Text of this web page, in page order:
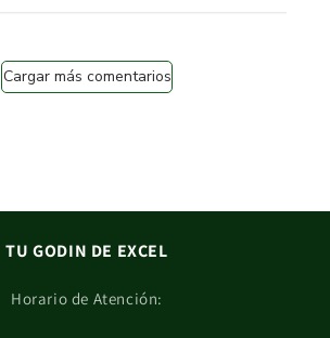
Cargar más comentarios
TU GODIN DE EXCEL
Horario de Atención: